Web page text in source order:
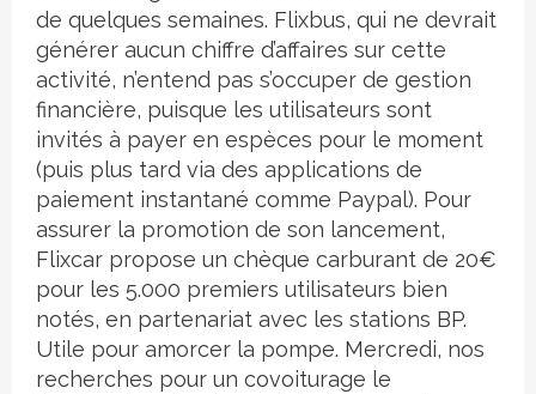
de quelques semaines. Flixbus, qui ne devrait
générer aucun chiffre d’affaires sur cette
activité, n’entend pas s’occuper de gestion
financière, puisque les utilisateurs sont
invités à payer en espèces pour le moment
(puis plus tard via des applications de
paiement instantané comme Paypal). Pour
assurer la promotion de son lancement,
Flixcar propose un chèque carburant de 20€
pour les 5.000 premiers utilisateurs bien
notés, en partenariat avec les stations BP.
Utile pour amorcer la pompe. Mercredi, nos
recherches pour un covoiturage le